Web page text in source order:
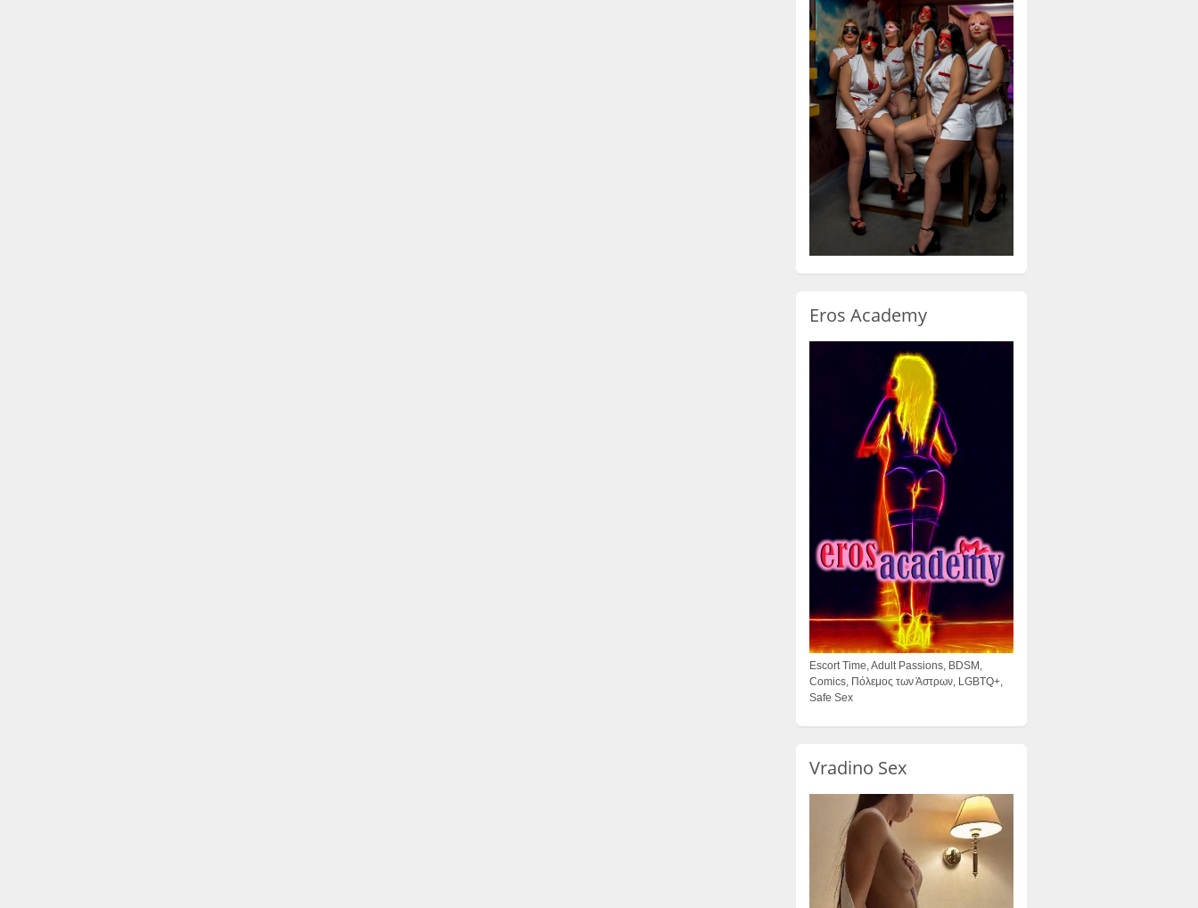
Eros Academy
Escort Time, Adult Passions, BDSM,
Comics, Πόλεμος των Άστρων, LGBTQ+,
Safe Sex
Vradino Sex